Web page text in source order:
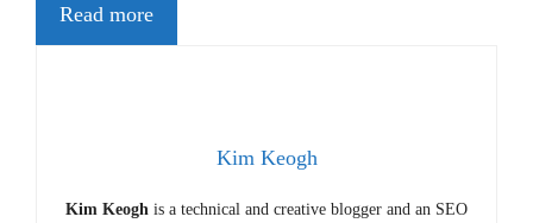
Read more
Kim Keogh
Kim Keogh is a technical and creative blogger and an SEO